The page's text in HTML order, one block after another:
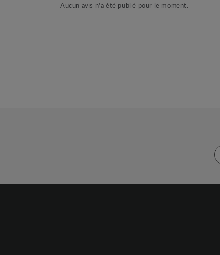
Aucun avis n'a été publié pour le moment.